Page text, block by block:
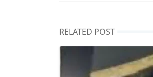
RELATED POST